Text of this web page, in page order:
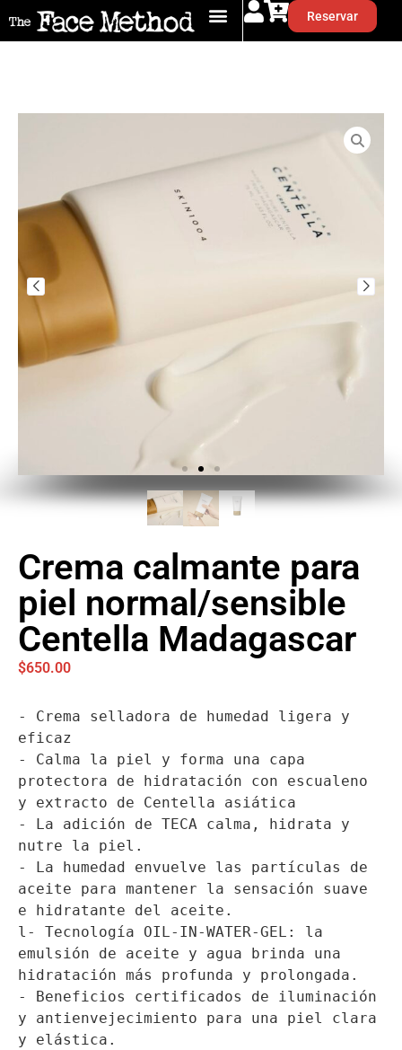
Reservar
Crema calmante para
piel normal/sensible
Centella Madagascar
$650.00
- Crema selladora de humedad ligera y
eficaz
- Calma la piel y forma una capa
protectora de hidratación con escualeno
y extracto de Centella asiática
- La adición de TECA calma, hidrata y
nutre la piel.
- La humedad envuelve las partículas de
aceite para mantener la sensación suave
e hidratante del aceite.
l- Tecnología OIL-IN-WATER-GEL: la
emulsión de aceite y agua brinda una
hidratación más profunda y prolongada.
- Beneficios certificados de iluminación
y antienvejecimiento para una piel clara
y elástica.